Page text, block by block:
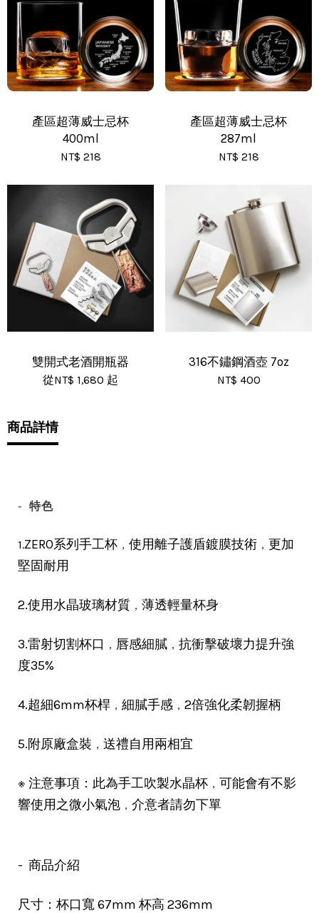
• 黑貓(包裹91~120cm) - 運費 210 元
•黑貓(包裹121~150cm以下) - 運費 250 元
商品詳情
- 特色
1.ZERO系列手工杯 ， 使用離子護盾鍍膜技術 ， 更加
堅固耐用
2.使用水晶玻璃材質 ， 薄透輕量杯身
3.雷射切割杯口 ， 唇感細膩 ， 抗衝擊破壞力提升強
度35%
4.超細6mm杯桿 ， 細膩手感 ， 2倍強化柔韌握柄
5.附原廠盒裝 ， 送禮自用兩相宜
※ 注意事項：此為手工吹製水晶杯 ， 可能會有不影
響使用之微小氣泡 ， 介意者請勿下單
- 商品介紹
尺寸：杯口寬 67mm 杯高 236mm
產區超薄威士忌杯
400ml
NT$ 218
產區超薄威士忌杯
287ml
NT$ 218
雙開式老酒開瓶器
從NT$ 1,680 起
316不鏽鋼酒壺 7oz
NT$ 400